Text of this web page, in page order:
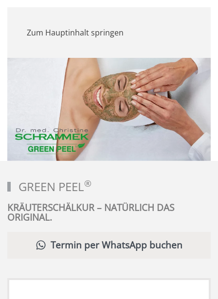
Zum Hauptinhalt springen
GREEN PEEL®
KRÄUTERSCHÄLKUR – NATÜRLICH DAS
ORIGINAL.
Termin per WhatsApp buchen